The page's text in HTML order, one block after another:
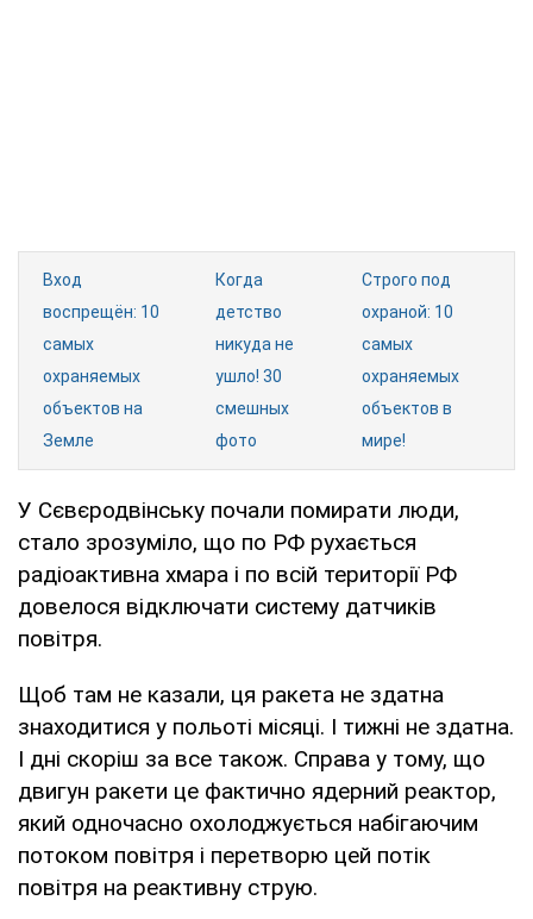
Вход
воспрещён: 10
самых
охраняемых
объектов на
Земле
Когда
детство
никуда не
ушло! 30
смешных
фото
Строго под
охраной: 10
самых
охраняемых
объектов в
мире!
У Сєвєродвінську почали помирати люди,
стало зрозуміло, що по РФ рухається
радіоактивна хмара і по всій території РФ
довелося відключати систему датчиків
повітря.
Щоб там не казали, ця ракета не здатна
знаходитися у польоті місяці. І тижні не здатна.
І дні скоріш за все також. Справа у тому, що
двигун ракети це фактично ядерний реактор,
який одночасно охолоджується набігаючим
потоком повітря і перетворю цей потік
повітря на реактивну струю.